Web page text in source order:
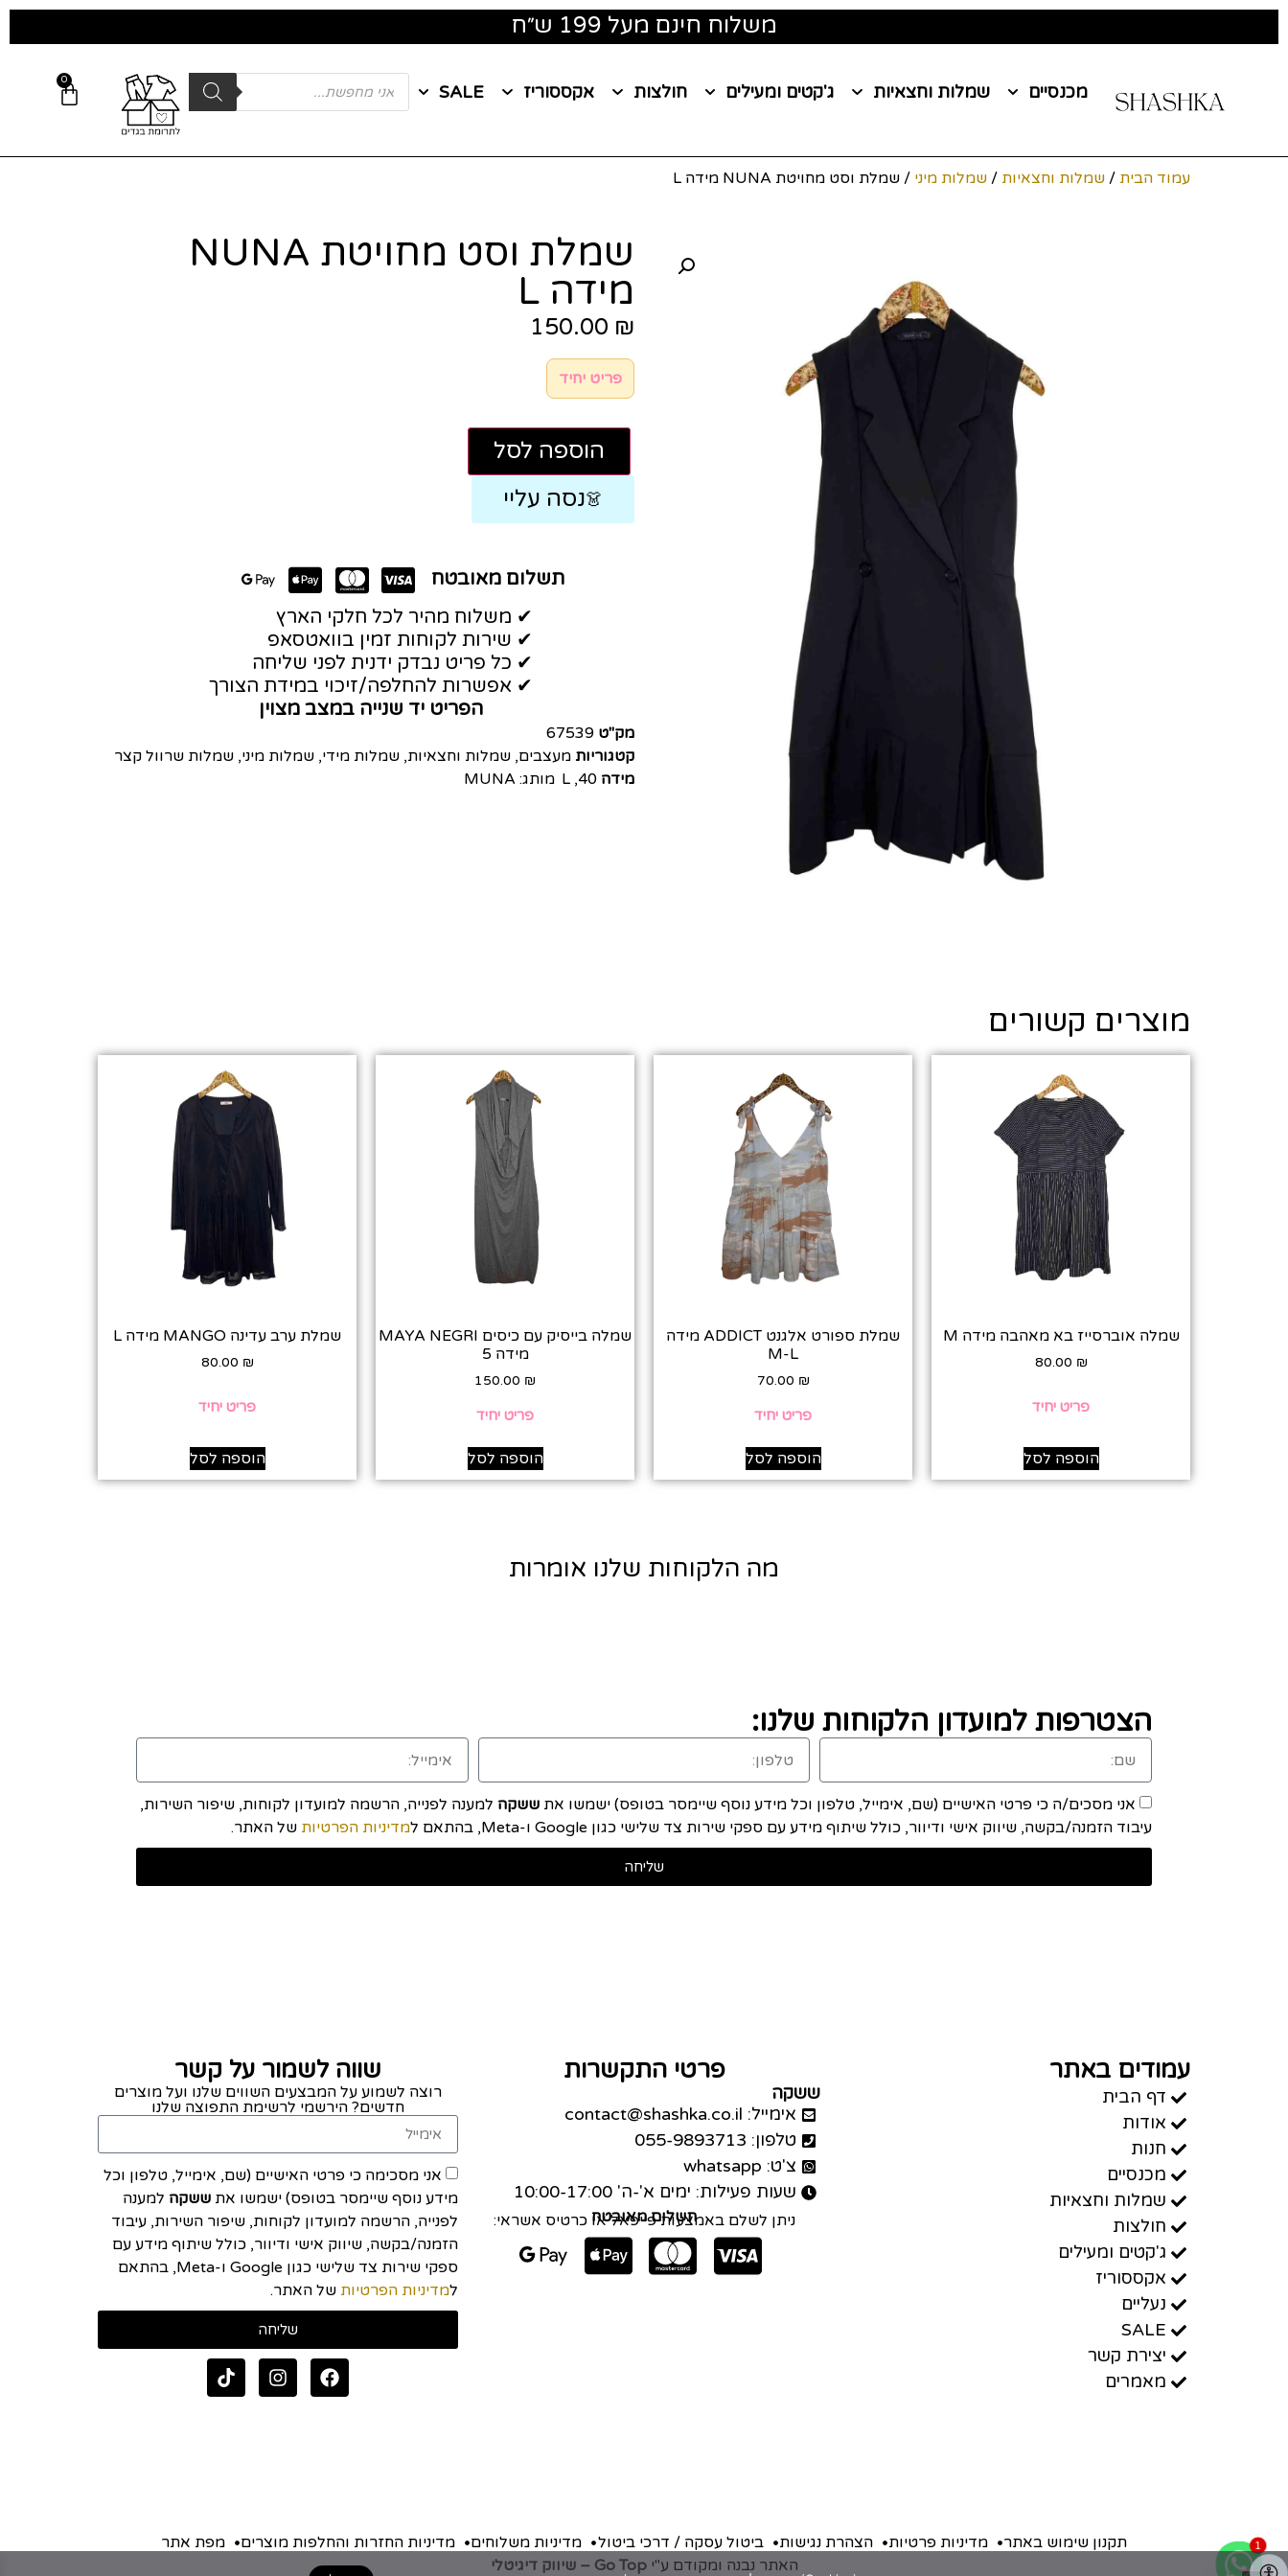
משלוח חינם מעל 199 ש״ח
מכנסיים שמלות וחצאיות ג'קטים ומעילים חולצות אקססוריז SALE
0
עמוד הבית / שמלות וחצאיות / שמלות מיני / שמלת וסט מחויטת NUNA מידה L
שמלת וסט מחויטת NUNA
מידה L
150.00 ₪
פריט יחיד
הוספה לסל
👗נסה עליי
תשלום מאובטח
✔ משלוח מהיר לכל חלקי הארץ
✔ שירות לקוחות זמין בוואטסאפ
✔ כל פריט נבדק ידנית לפני שליחה
✔ אפשרות להחלפה/זיכוי במידת הצורך
הפריט יד שנייה במצב מצוין
מק"ט 67539
קטגוריות מעצבים, שמלות וחצאיות, שמלות מידי, שמלות מיני, שמלות שרוול קצר
מידה 40
,
L מותג: MUNA
מוצרים קשורים
שמלה אוברסייז בא מאהבה מידה M
80.00 ₪
פריט יחיד
הוספה לסל
שמלת ספורט אלגנט ADDICT מידה
M-L
70.00 ₪
פריט יחיד
הוספה לסל
שמלה בייסיק עם כיסים MAYA NEGRI
מידה 5
150.00 ₪
פריט יחיד
הוספה לסל
שמלת ערב עדינה MANGO מידה L
80.00 ₪
פריט יחיד
הוספה לסל
מה הלקוחות שלנו אומרות
הצטרפות למועדון הלקוחות שלנו:
אני מסכים/ה כי פרטי האישיים (שם, אימייל, טלפון וכל מידע נוסף שיימסר בטופס) ישמשו את ששקה למענה לפנייה, הרשמה למועדון לקוחות, שיפור השירות,
עיבוד הזמנה/בקשה, שיווק אישי ודיוור, כולל שיתוף מידע עם ספקי שירות צד שלישי כגון Google ו-Meta, בהתאם ל
מדיניות הפרטיות של האתר.
שליחה
עמודים באתר
דף הבית
אודות
חנות
מכנסיים
שמלות וחצאיות
חולצות
ג'קטים ומעילים
אקססוריז
נעליים
SALE
יצירת קשר
מאמרים
פרטי התקשרות
ששקה
אימייל: contact@shashka.co.il
טלפון: 055-9893713
צ'ט: whatsapp
שעות פעילות: ימים א'-ה' 10:00-17:00
תשלום מאובטח
ניתן לשלם באמצעות פייפאל או כרטיס אשראי:
שווה לשמור על קשר
רוצה לשמוע על המבצעים השווים שלנו ועל מוצרים
חדשים? הירשמי לרשימת התפוצה שלנו
אני מסכימה כי פרטי האישיים (שם, אימייל, טלפון וכל
מידע נוסף שיימסר בטופס) ישמשו אתששקה למענה
לפנייה, הרשמה למועדון לקוחות, שיפור השירות, עיבוד
הזמנה/בקשה, שיווק אישי ודיוור, כולל שיתוף מידע עם
ספקי שירות צד שלישי כגון Google ו-Meta, בהתאם
למדיניות הפרטיות של האתר.
שליחה
תקנון שימוש באתר מדיניות פרטיות הצהרת נגישות ביטול עסקה / דרכי ביטול מדיניות משלוחים מדיניות החזרות והחלפות מוצרים
מפת אתר
האתר נבנה ומקודם ע"יGo Top – שיווק דיגיטלי
1